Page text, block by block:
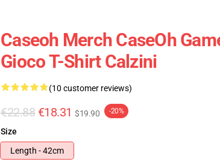
Caseoh Merch CaseOh
Gioco T-Shirt Calzini
(10 customer reviews)
€22.88 €18.31 $19.90 -20%
Size
Length - 42cm